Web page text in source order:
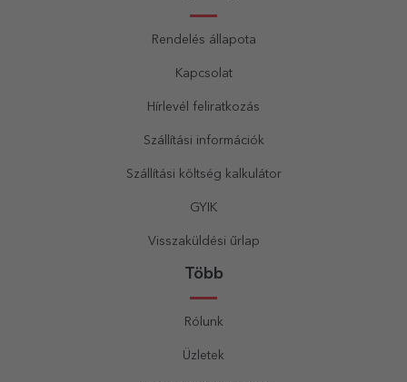
Rendelés állapota
Kapcsolat
Hírlevél feliratkozás
Szállítási információk
Szállítási költség kalkulátor
GYIK
Visszaküldési űrlap
Több
Rólunk
Üzletek